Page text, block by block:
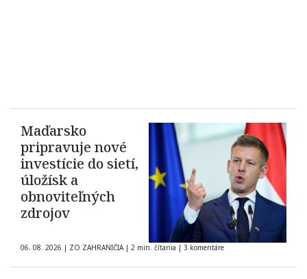
Maďarsko
pripravuje nové
investície do sietí,
úložísk a
obnoviteľných
zdrojov
06. 08. 2026 | ZO ZAHRANIČIA | 2 min. čítania | 3 komentáre